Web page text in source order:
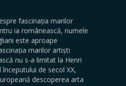
fascinația marilor
ia românească, numele
este aproape
marilor artiști
nu s-a limitat la Henri
de secol XX,
descoperea arta